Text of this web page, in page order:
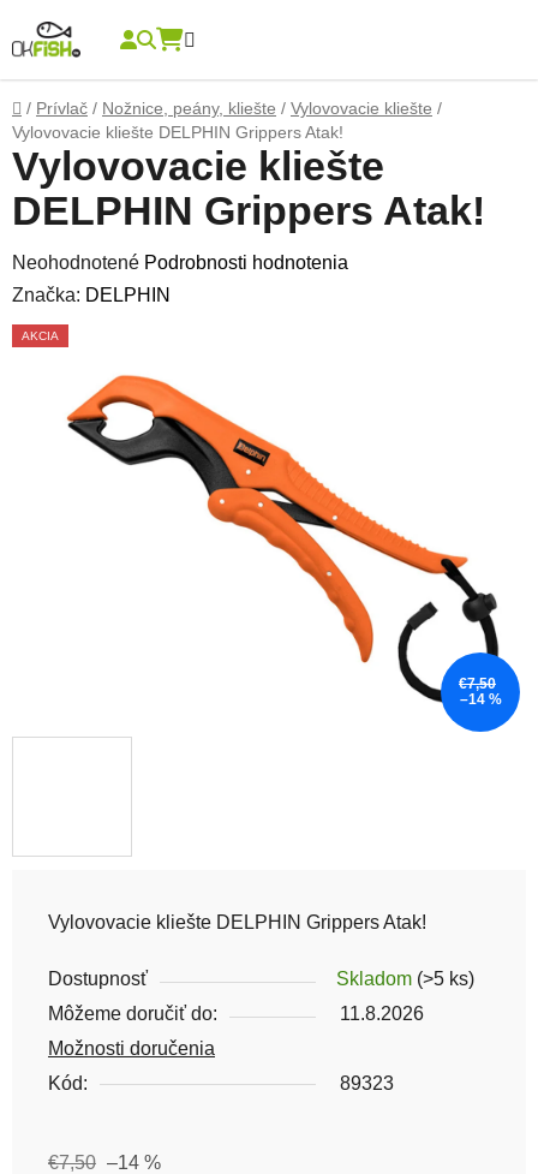
Hľadať
NÁKUPNÝ KOŠÍK
Domov
/ Prívlač / Nožnice, peány, kliešte / Vylovovacie kliešte /
Vylovovacie kliešte DELPHIN Grippers Atak!
Vylovovacie kliešte DELPHIN Grippers Atak!
Dostupnosť Skladom (>5 ks)
Môžeme doručiť do:
11.8.2026
Možnosti doručenia
Kód:
89323
€7,50 –14 %
Vylovovacie kliešte
DELPHIN Grippers Atak!
Priemerné hodnotenie produktu je 0,0 z 5 hviezdičiek.
Neohodnotené Podrobnosti hodnotenia
Značka: DELPHIN
AKCIA
€7,50
–14 %